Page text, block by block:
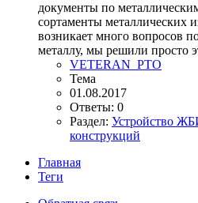
документы по
сортаменты металлических
возникает много вопросов
металлу, мы решили просто
VETERAN_PTO
Тема
01.08.2017
Ответы: 0
Раздел: Устройство
конструкций
Главная
Теги